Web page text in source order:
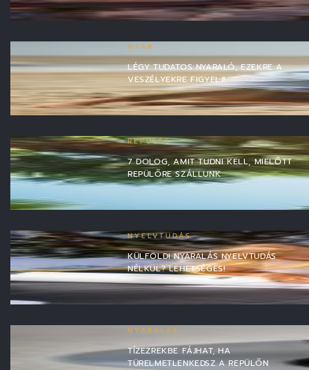
NYÁR
LÉGY TUDATOS NYARALÓ, EZEKRE A
VESZÉLYEKRE FIGYELJ!
REPÜLÉS
7 DOLOG, AMIT TUDNI KELL, MIELŐTT
REPÜLŐRE SZÁLLUNK
NYELVTUDÁS
KÜLFÖLDI NYARALÁS NYELVTUDÁS
NÉLKÜL? LEHETSÉGES!
NYARALÁS
TÍZEZREKBE FÁJHAT, HA
TÜRELMETLENKEDSZ A REPÜLŐN